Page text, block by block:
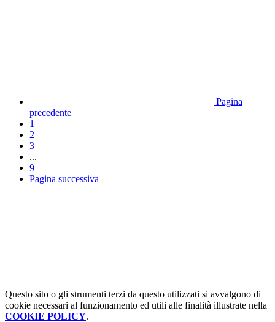
Pagina
precedente
1
2
3
...
9
Pagina successiva
Questo sito o gli strumenti terzi da questo utilizzati si avvalgono di
cookie necessari al funzionamento ed utili alle finalità illustrate nella
COOKIE POLICY.